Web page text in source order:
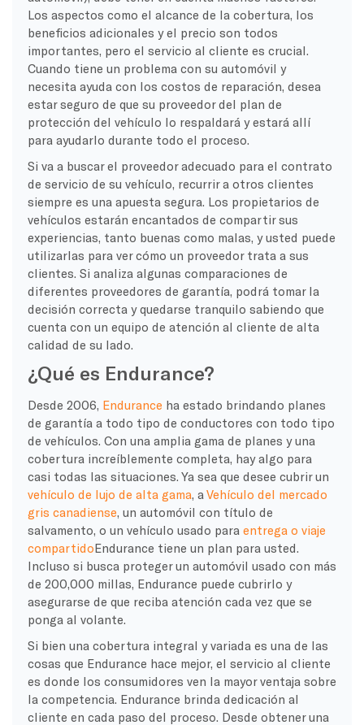
Los aspectos como el alcance de la cobertura, los
beneficios adicionales y el precio son todos
importantes, pero el servicio al cliente es crucial.
Cuando tiene un problema con su automóvil y
necesita ayuda con los costos de reparación, desea
estar seguro de que su proveedor del plan de
protección del vehículo lo respaldará y estará allí
para ayudarlo durante todo el proceso.
Si va a buscar el proveedor adecuado para el contrato
de servicio de su vehículo, recurrir a otros clientes
siempre es una apuesta segura. Los propietarios de
vehículos estarán encantados de compartir sus
experiencias, tanto buenas como malas, y usted puede
utilizarlas para ver cómo un proveedor trata a sus
clientes. Si analiza algunas comparaciones de
diferentes proveedores de garantía, podrá tomar la
decisión correcta y quedarse tranquilo sabiendo que
cuenta con un equipo de atención al cliente de alta
calidad de su lado.
¿Qué es Endurance?
Desde 2006, Endurance ha estado brindando planes
de garantía a todo tipo de conductores con todo tipo
de vehículos. Con una amplia gama de planes y una
cobertura increíblemente completa, hay algo para
casi todas las situaciones. Ya sea que desee cubrir un
vehículo de lujo de alta gama , a Vehículo del mercado
gris canadiense , un automóvil con título de
salvamento, o un vehículo usado para entrega o viaje
compartidoEndurance tiene un plan para usted.
Incluso si busca proteger un automóvil usado con más
de 200,000 millas, Endurance puede cubrirlo y
asegurarse de que reciba atención cada vez que se
ponga al volante.
Si bien una cobertura integral y variada es una de las
cosas que Endurance hace mejor, el servicio al cliente
es donde los consumidores ven la mayor ventaja sobre
la competencia. Endurance brinda dedicación al
cliente en cada paso del proceso. Desde obtener una